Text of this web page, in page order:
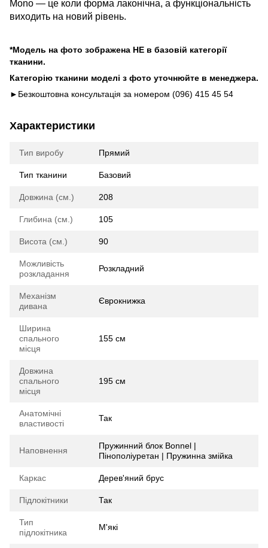
Mono — це коли форма лаконічна, а функціональність
виходить на новий рівень.
*Модель на фото зображена НЕ в базовій категорії
тканини.
Категорію тканини моделі з фото уточнюйте в менеджера.
►Безкоштовна консультація за номером (096) 415 45 54
Характеристики
Тип виробу Прямий
Тип тканини Базовий
Довжина (см.) 208
Глибина (см.) 105
Висота (см.) 90
Можливість
розкладання
Розкладний
Механізм
дивана
Єврокнижка
Ширина
спального
місця
155 см
Довжина
спального
місця
195 см
Анатомічні
властивості
Так
Наповнення
Пружинний блок Bonnel |
Пінополіуретан | Пружинна змійка
Каркас Дерев'яний брус
Підлокітники Так
Тип
підлокітника
М'які